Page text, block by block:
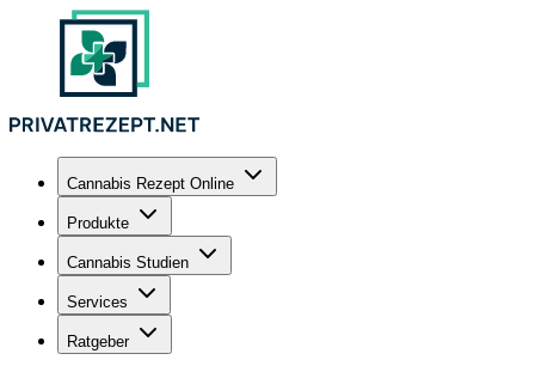
Cannabis Rezept Online
Produkte
Cannabis Studien
Services
Ratgeber